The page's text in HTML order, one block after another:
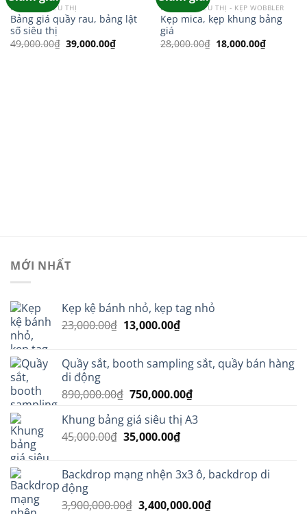
BẢNG GIÁ SIÊU THỊ
Bảng giá quầy rau, bảng lật
số siêu thị
49,000.00₫ Giá
gốc
39,000.00₫Giá
hiện
wishlist
BẢNG GIÁ SIÊU THỊ - KẸP WOBBLER
Kẹp mica, kẹp khung bảng
giá
28,000.00₫ Giá
gốc
18,000.00₫Giá
hiện
MỚI NHẤT
Kẹp kệ bánh nhỏ, kẹp tag nhỏ
23,000.00₫ Giá
23,000.00₫.
13,000.00₫Giá
là:
Quầy sắt, booth sampling sắt, quầy bán hàng
di động
890,000.00₫ Giá
là:
890,000.00₫.
750,000.00₫Giá
tại
Khung bảng giá siêu thị A3
45,000.00₫ Giá
45,000.00₫.
35,000.00₫Giá
là:
Backdrop mạng nhện 3x3 ô, backdrop di
động
3,900,000.00₫ Giá
3,400,000.00₫Giá